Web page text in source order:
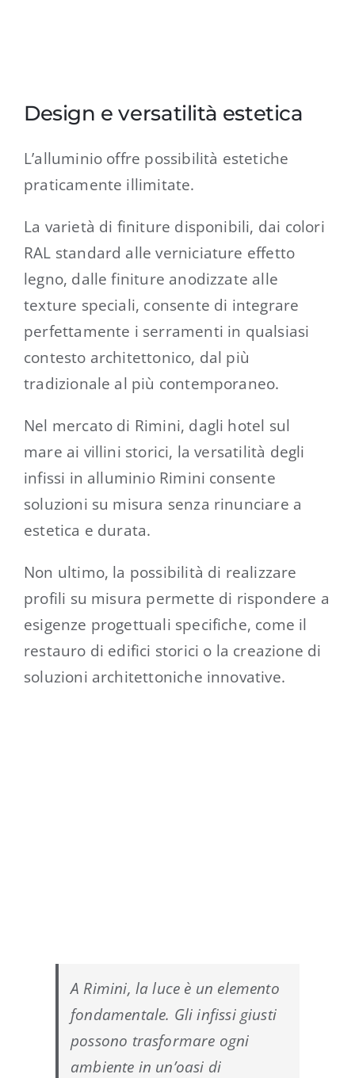
Design e versatilità estetica
L’alluminio offre possibilità estetiche
praticamente illimitate.
La varietà di finiture disponibili, dai colori
RAL standard alle verniciature effetto
legno, dalle finiture anodizzate alle
texture speciali, consente di integrare
perfettamente i serramenti in qualsiasi
contesto architettonico, dal più
tradizionale al più contemporaneo.
Nel mercato di Rimini, dagli hotel sul
mare ai villini storici, la versatilità degli
infissi in alluminio Rimini consente
soluzioni su misura senza rinunciare a
estetica e durata.
Non ultimo, la possibilità di realizzare
profili su misura permette di rispondere a
esigenze progettuali specifiche, come il
restauro di edifici storici o la creazione di
soluzioni architettoniche innovative.
A Rimini, la luce è un elemento
fondamentale. Gli infissi giusti
possono trasformare ogni
ambiente in un’oasi di